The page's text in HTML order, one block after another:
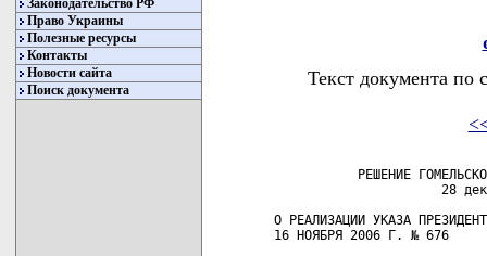
Законодательство РФ
Право Украины
Полезные ресурсы
Контакты
Новости сайта
Поиск документа
Текст документа по
РЕШЕНИЕ
28
О РЕАЛИЗАЦИИ УКАЗА
16 НОЯБРЯ 2006 Г. № 676